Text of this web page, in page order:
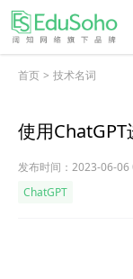
首页 > 技术名词
使用
发布时间：2023-06-06
ChatGPT